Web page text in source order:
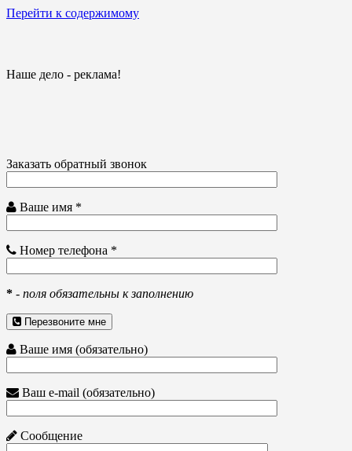
Перейти к содержимому
Наше дело - реклама!
Заказать обратный звонок
Ваше имя *
Номер телефона *
* - поля обязательны к заполнению
Перезвоните мне
Ваше имя (обязательно)
Ваш e-mail (обязательно)
Сообщение